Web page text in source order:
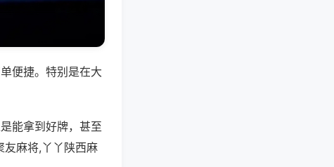
便捷。特别是在大
能拿到好牌，甚至
友麻将,丫丫陕西麻